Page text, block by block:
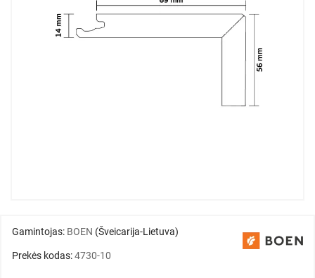
Gamintojas: BOEN (Šveicarija-Lietuva)
Prekės kodas:4730-10